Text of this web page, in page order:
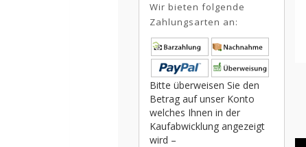
Wir bieten folgende
Zahlungsarten an:
Bitte überweisen Sie den
Betrag auf unser Konto
welches Ihnen in der
Kaufabwicklung angezeigt
wird –